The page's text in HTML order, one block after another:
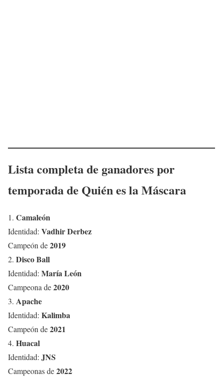
Lista completa de ganadores por
temporada de Quién es la Máscara
1. Camaleón
Identidad: Vadhir Derbez
Campeón de2019
2. Disco Ball
Identidad: María León
Campeona de2020
3. Apache
Identidad: Kalimba
Campeón de2021
4. Huacal
Identidad: JNS
Campeonas de2022